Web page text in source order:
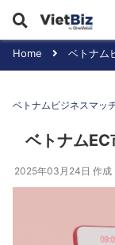
Home ベトナム
ベトナムビジネスマッ
ベトナム
2025年03月24日 作成